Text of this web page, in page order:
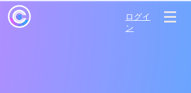
ログイ
ン